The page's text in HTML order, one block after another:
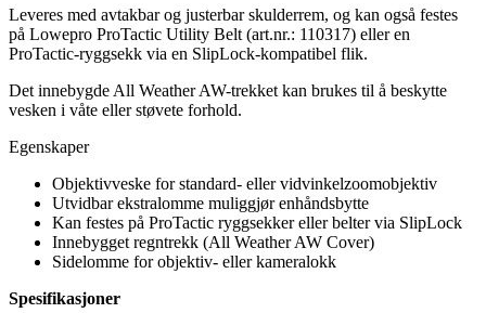
Leveres med avtakbar og justerbar skulderrem, og kan også festes
på Lowepro ProTactic Utility Belt (art.nr.: 110317) eller en
ProTactic-ryggsekk via en SlipLock-kompatibel flik.
Det innebygde All Weather AW-trekket kan brukes til å beskytte
vesken i våte eller støvete forhold.
Egenskaper
Objektivveske for standard- eller vidvinkelzoomobjektiv
Utvidbar ekstralomme muliggjør enhåndsbytte
Kan festes på ProTactic ryggsekker eller belter via SlipLock
Innebygget regntrekk (All Weather AW Cover)
Sidelomme for objektiv- eller kameralokk
Spesifikasjoner